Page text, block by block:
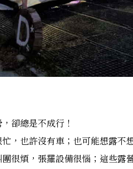
卻總是不成行！
，也許沒有車；也可能想露不
很煩，張羅設備很惱；這些露